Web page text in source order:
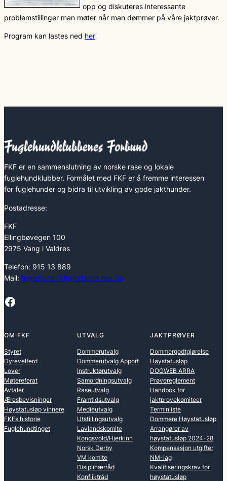
opp og diskuteres interessante
problemstillinger man møter når man dømmer på våre jaktprøver.
Program kan lastes ned her
FKF er en sammenslutning av norske rase og lokale
fuglehundklubber. Formålet med FKF er å fremme interessen
for fuglehunder og bidra til utvikling av gode jakthunder.
Postadresse:
FKF
Ellingbøvegen 100
2975 Vang i Valdres
Telefon: 915 13 889
Mail: fuglehund.fkf@forbund.nkk.no
Facebook
OM FKF
Styret
Dyrevelferd
Lover
Møtereferat
Avtaler
Æresbevisninger
Høystatusløp vinnere
FKFs historie
Fuglehundtinget
UTVALG
Dommerutvalg
Dommerutvalg Apport
Instruktørutvalg
Samordningsutvalg
Raseutvalg
Framtidsutvalg
Medieutvalg
Utstillingsutvalg
Lavlandskomite
Kongsvold/Hjerkinn
Norsk Derby
VM komite
Disiplinærråd
Konfliktråd
JAKTPRØVER
Dommergodtgjørelse
Høystatusløp
DOGWEB ARRA
Prøvereglement
Handbok for
jaktprovekomiteer
Terminliste
Dommere Høystatusløp
Arrangører av
høystatusløp 2024-28
Kompensasjon utgifter
NM-lag
Kvalifiseringskrav for
høystatusløp